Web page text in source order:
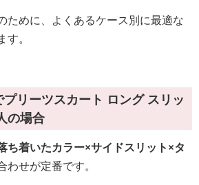
ために、よくあるケース別に最適な
。
リーツスカート ロング スリッ
の場合
ち着いたカラー×サイドスリット×タ
わせが定番です。